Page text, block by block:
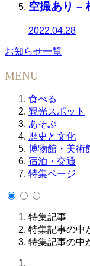
空撮あり –
2022.04.28
お知らせ一覧
MENU
食べる
観光スポット
あそぶ
歴史と文化
博物館・美術
宿泊・交通
特集ページ
特集記事
特集記事の中
特集記事の中